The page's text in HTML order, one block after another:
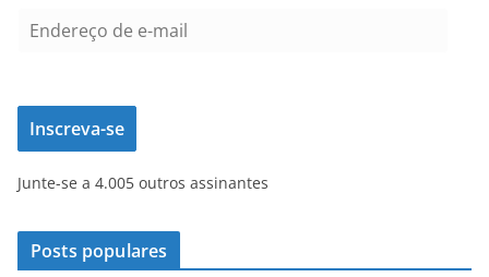
e
e
ç
d
e
Inscreva-se
Junte-se a 4.005 outros assinantes
Posts populares